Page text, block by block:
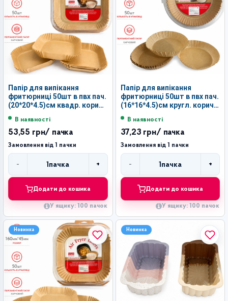
Папір для випікання
фритюрниці 50шт в пвх пач.
(20*20*4.5)см квадр. корич.
В наявності
53,55 грн/ пачка
Замовлення від 1 пачки
- 1 пачка +
Додати до кошика
У ящику: 100 пачок
Папір для випікання
фритюрниці 50шт в пвх пач.
(16*16*4.5)см кругл. корич.
В наявності
37,23 грн/ пачка
Замовлення від 1 пачки
- 1 пачка +
Додати до кошика
У ящику: 100 пачок
Новинка Новинка